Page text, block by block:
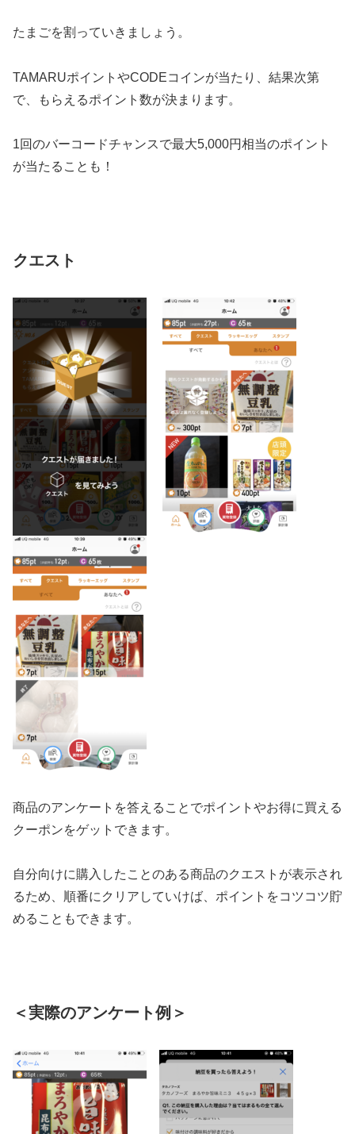
たまごを割っていきましょう。
TAMARUポイントやCODEコインが当たり、結果次第
で、もらえるポイント数が決まります。
1回のバーコードチャンスで最大5,000円相当のポイント
が当たることも！
クエスト
商品のアンケートを答えることでポイントやお得に買える
クーポンをゲットできます。
自分向けに購入したことのある商品のクエストが表示され
るため、順番にクリアしていけば、ポイントをコツコツ貯
めることもできます。
＜実際のアンケート例＞